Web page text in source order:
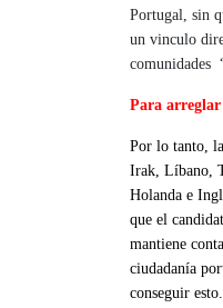
Portugal, sin
un vinculo
comunidades
Para
Por lo tanto,
Irak, Líbano,
Holanda e
que el
mantiene
ciudadanía